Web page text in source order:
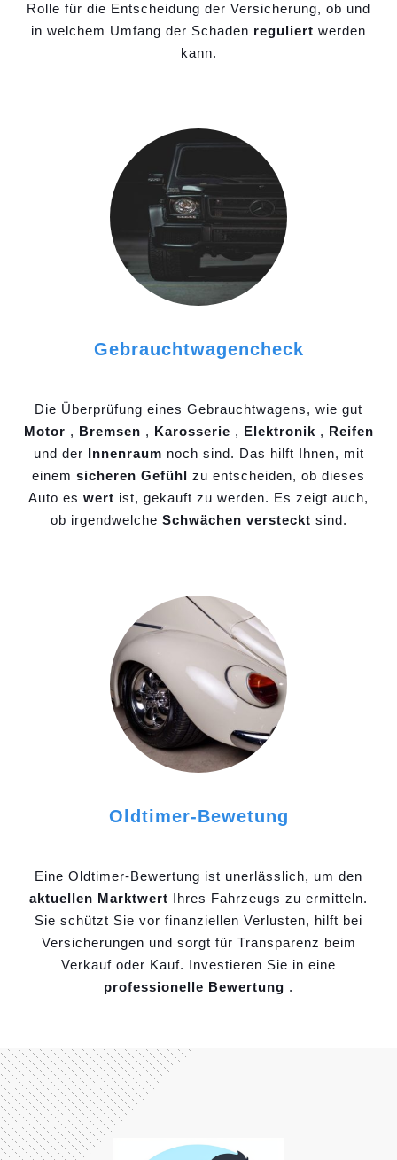
Rolle für die Entscheidung der Versicherung, ob und
in welchem Umfang der Schaden reguliert werden
kann.
Gebrauchtwagencheck
Die Überprüfung eines Gebrauchtwagens, wie gut
Motor , Bremsen , Karosserie , Elektronik , Reifen
und der Innenraum noch sind. Das hilft Ihnen, mit
einem sicheren Gefühl zu entscheiden, ob dieses
Auto es wert ist, gekauft zu werden. Es zeigt auch,
ob irgendwelche Schwächen versteckt sind.
Oldtimer-Bewetung
Eine Oldtimer-Bewertung ist unerlässlich, um den
aktuellen Marktwert Ihres Fahrzeugs zu ermitteln.
Sie schützt Sie vor finanziellen Verlusten, hilft bei
Versicherungen und sorgt für Transparenz beim
Verkauf oder Kauf. Investieren Sie in eine
professionelle Bewertung .